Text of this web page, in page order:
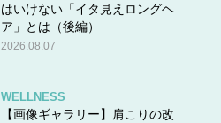
はいけない「イタ見えロングヘ
ア」とは（後編）
2026.08.07
WELLNESS
【画像ギャラリー】肩こりの改